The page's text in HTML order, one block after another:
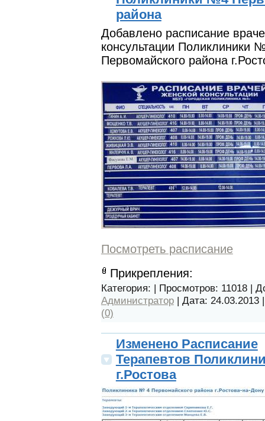
района
Добавлено расписание
консультации Поликлиники
Первомайского района
Посмотреть расписание
Прикрепления:
Категория: | Просмотров: 11018 |
Администратор| Дата: 24.03.2013
(0)
Изменено Расписание
Терапевтов
г.Ростова